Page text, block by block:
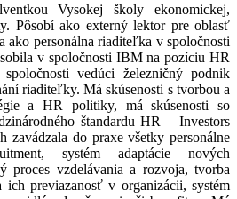
Vysokej školy ekonomickej,
Pôsobí ako externý lektor pre oblasť
ako personálna riaditeľka v spoločnosti
v spoločnosti IBM na pozíciu HR
vedúci železničný podnik
riaditeľky. Má skúsenosti s tvorbou a
a HR politiky, má skúsenosti so
štandardu HR – Investors
zavádzala do praxe všetky personálne
systém adaptácie nových
proces vzdelávania a rozvoja, tvorba
ich previazanosť v organizácii, systém